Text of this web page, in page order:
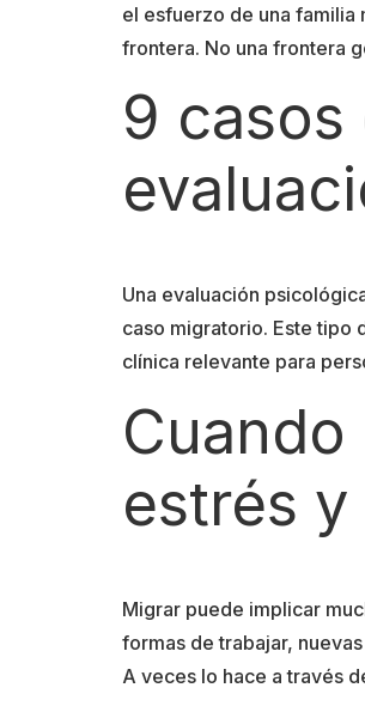
el esfuerzo de una familia
frontera. No una frontera
9 casos
Una evaluación
caso migratorio. Este tipo
clínica relevante para
estrés
Migrar puede implicar
formas de trabajar,
A veces lo hace a través